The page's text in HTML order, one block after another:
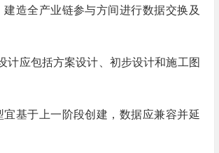
建造全产业链参与方间进行数据交换及
计应包括方案设计、初步设计和施工图
宜基于上一阶段创建，数据应兼容并延